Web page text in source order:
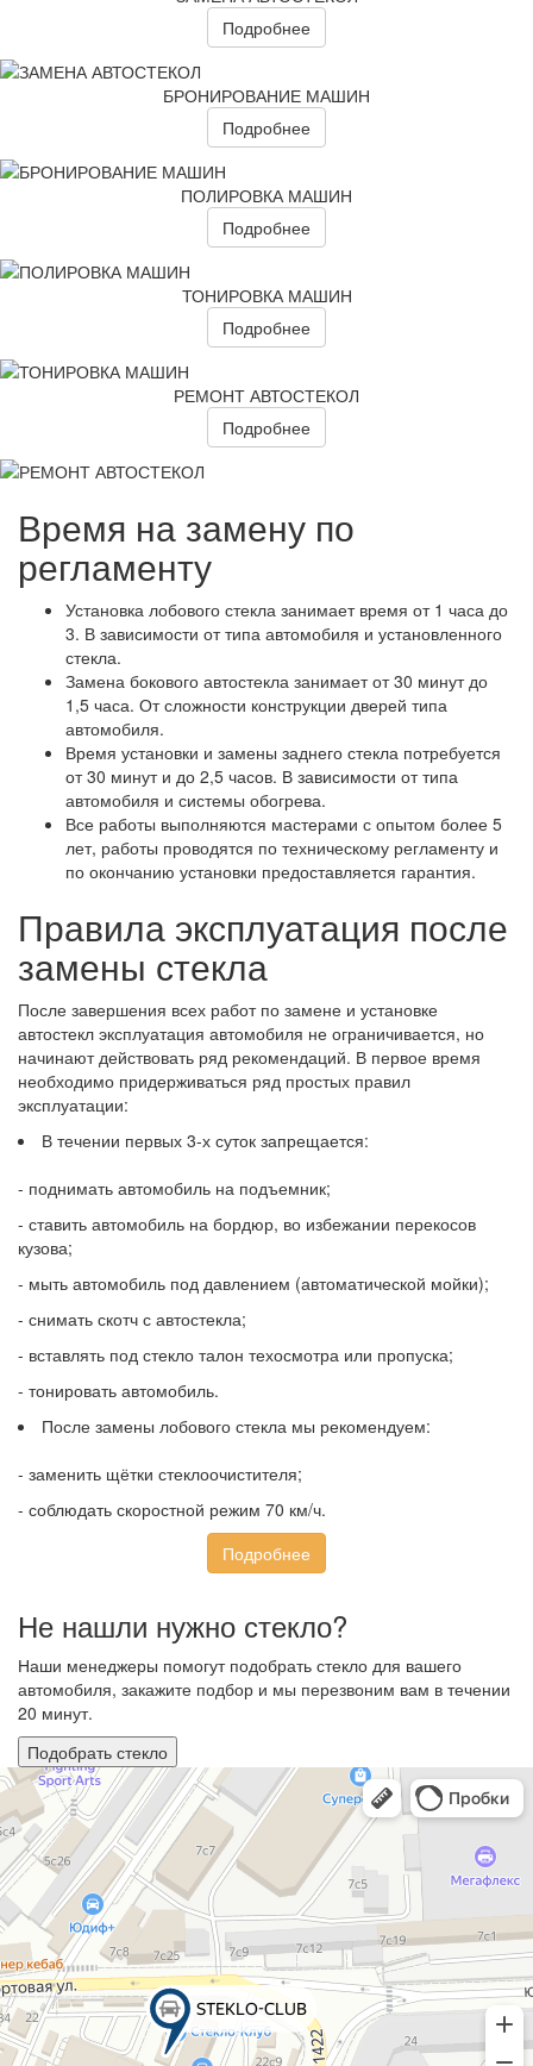
Подробнее
БРОНИРОВАНИЕ МАШИН
Подробнее
ПОЛИРОВКА МАШИН
Подробнее
ТОНИРОВКА МАШИН
Подробнее
РЕМОНТ АВТОСТЕКОЛ
Подробнее
Время на замену по
регламенту
Установка лобового стекла занимает время от 1 часа до
3. В зависимости от типа автомобиля и установленного
стекла.
Замена бокового автостекла занимает от 30 минут до
1,5 часа. От сложности конструкции дверей типа
автомобиля.
Время установки и замены заднего стекла потребуется
от 30 минут и до 2,5 часов. В зависимости от типа
автомобиля и системы обогрева.
Все работы выполняются мастерами с опытом более 5
лет, работы проводятся по техническому регламенту и
по окончанию установки предоставляется гарантия.
Правила эксплуатация после
замены стекла
После завершения всех работ по замене и установке
автостекл эксплуатация автомобиля не ограничивается, но
начинают действовать ряд рекомендаций. В первое время
необходимо придерживаться ряд простых правил
эксплуатации:
В течении первых 3-х суток запрещается:
- поднимать автомобиль на подъемник;
- ставить автомобиль на бордюр, во избежании перекосов
кузова;
- мыть автомобиль под давлением (автоматической мойки);
- снимать скотч с автостекла;
- вставлять под стекло талон техосмотра или пропуска;
- тонировать автомобиль.
После замены лобового стекла мы рекомендуем:
- заменить щётки стеклоочистителя;
- соблюдать скоростной режим 70 км/ч.
Подробнее
Не нашли нужно стекло?
Наши менеджеры помогут подобрать стекло для вашего
автомобиля, закажите подбор и мы перезвоним вам в течении
20 минут.
Подобрать стекло